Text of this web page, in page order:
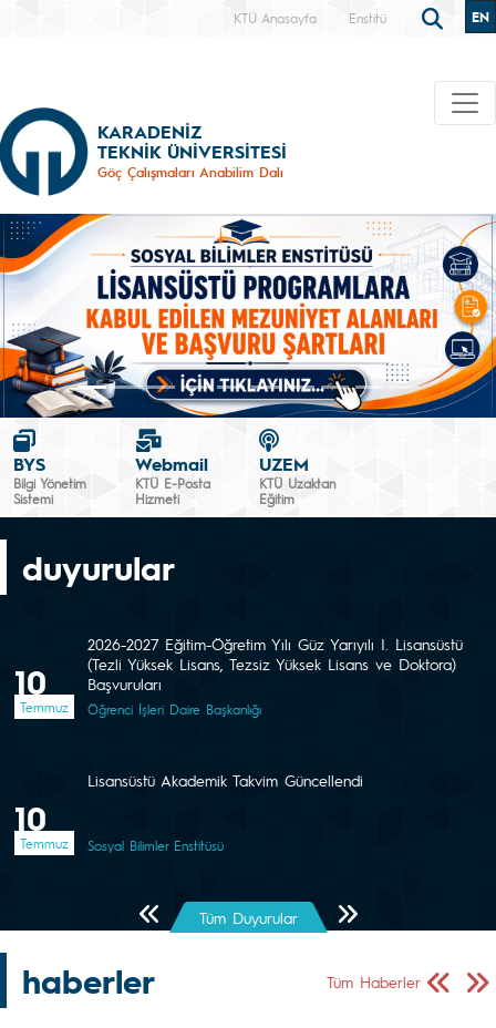
KTÜ Anasayfa Enstitü EN
KARADENİZ
TEKNİK ÜNİVERSİTESİ
Göç Çalışmaları Anabilim Dalı
BYS
Bilgi Yönetim
Sistemi
Webmail
KTÜ E-Posta
Hizmeti
UZEM
KTÜ Uzaktan
Eğitim
duyurular
10
Temmuz
2026-2027 Eğitim-Öğretim Yılı Güz Yarıyılı I. Lisansüstü
(Tezli Yüksek Lisans, Tezsiz Yüksek Lisans ve Doktora)
Başvuruları
Öğrenci İşleri Daire Başkanlığı
10
Temmuz
Lisansüstü Akademik Takvim Güncellendi
Sosyal Bilimler Enstitüsü
Önceki SayfaTüm Duyurular Sonraki Sayfa
haberler Tüm Haberler
Önceki